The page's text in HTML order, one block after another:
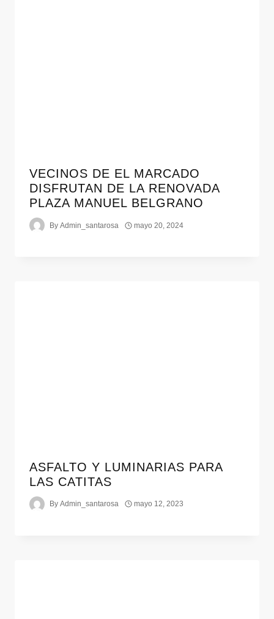
VECINOS DE EL MARCADO
DISFRUTAN DE LA RENOVADA
PLAZA MANUEL BELGRANO
By Admin_santarosa mayo 20, 2024
ASFALTO Y LUMINARIAS PARA
LAS CATITAS
By Admin_santarosa mayo 12, 2023